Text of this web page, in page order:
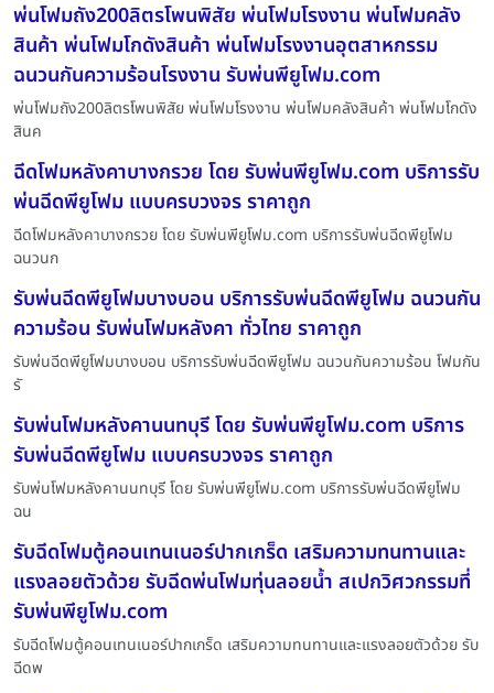
พ่นโฟมถัง200ลิตรโพนพิสัย พ่นโฟมโรงงาน พ่นโฟมคลัง
สินค้า พ่นโฟมโกดังสินค้า พ่นโฟมโรงงานอุตสาหกรรม
ฉนวนกันความร้อนโรงงาน รับพ่นพียูโฟม.com
พ่นโฟมถัง200ลิตรโพนพิสัย พ่นโฟมโรงงาน พ่นโฟมคลังสินค้า พ่นโฟมโกดัง
สินค
ฉีดโฟมหลังคาบางกรวย โดย รับพ่นพียูโฟม.com บริการรับ
พ่นฉีดพียูโฟม แบบครบวงจร ราคาถูก
ฉีดโฟมหลังคาบางกรวย โดย รับพ่นพียูโฟม.com บริการรับพ่นฉีดพียูโฟม
ฉนวนก
รับพ่นฉีดพียูโฟมบางบอน บริการรับพ่นฉีดพียูโฟม ฉนวนกัน
ความร้อน รับพ่นโฟมหลังคา ทั่วไทย ราคาถูก
รับพ่นฉีดพียูโฟมบางบอน บริการรับพ่นฉีดพียูโฟม ฉนวนกันความร้อน โฟมกัน
รั
รับพ่นโฟมหลังคานนทบุรี โดย รับพ่นพียูโฟม.com บริการ
รับพ่นฉีดพียูโฟม แบบครบวงจร ราคาถูก
รับพ่นโฟมหลังคานนทบุรี โดย รับพ่นพียูโฟม.com บริการรับพ่นฉีดพียูโฟม
ฉน
รับฉีดโฟมตู้คอนเทนเนอร์ปากเกร็ด เสริมความทนทานและ
แรงลอยตัวด้วย รับฉีดพ่นโฟมทุ่นลอยน้ำ สเปกวิศวกรรมที่
รับพ่นพียูโฟม.com
รับฉีดโฟมตู้คอนเทนเนอร์ปากเกร็ด เสริมความทนทานและแรงลอยตัวด้วย รับ
ฉีดพ